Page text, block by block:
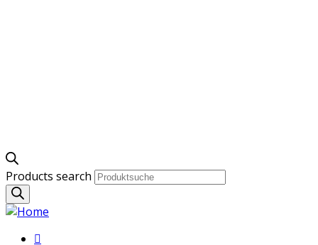
Products search